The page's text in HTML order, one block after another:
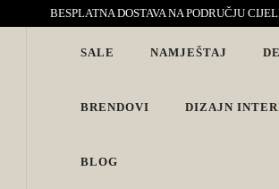
BESPLATNA DOSTAVA NA PODRUČJU
Interijeri s karakterom
SALE NAMJEŠTAJ
BRENDOVI DIZAJN
BLOG